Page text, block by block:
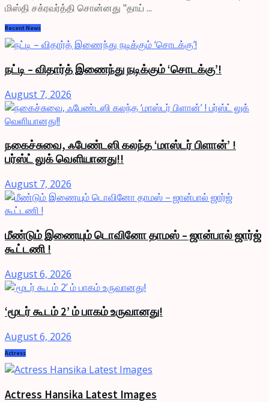
மிஸ்தி சக்ரவர்த்தி சொன்னது "தாய் ...
Recent News
நட்டி – விதார்த் இணைந்து நடிக்கும் ‘சொடக்கு’!
August 7, 2026
நகைச்சுவை, ஃபேண்டஸி கலந்த ‘மாஸ்டர் பிளான்’ !
பர்ஸ்ட் லுக் வெளியானது!!
August 7, 2026
மீண்டும் இணையும் டொவினோ தாமஸ் – ஜான்பால் ஜார்ஜ்
கூட்டணி !
August 6, 2026
‘மூடர் கூடம் 2’ ம் பாகம் உருவானது!
August 6, 2026
Actress
Actress Hansika Latest Images